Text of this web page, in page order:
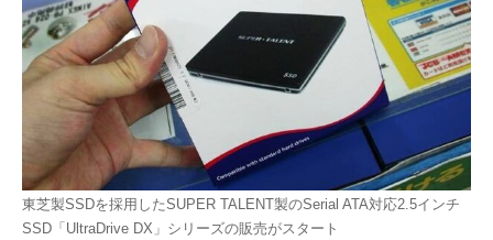
東芝製SSDを採用したSUPER TALENT製のSerial ATA対応2.5インチ
SSD「UltraDrive DX」シリーズの販売がスタート